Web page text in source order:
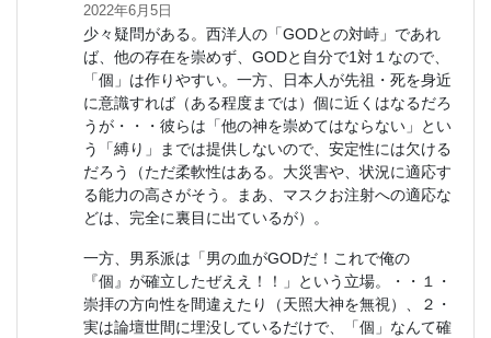
2022年6月5日
少々疑問がある。西洋人の「GODとの対峙」であれ
ば、他の存在を崇めず、GODと自分で1対１なので、
「個」は作りやすい。一方、日本人が先祖・死を身近
に意識すれば（ある程度までは）個に近くはなるだろ
うが・・・彼らは「他の神を崇めてはならない」とい
う「縛り」までは提供しないので、安定性には欠ける
だろう（ただ柔軟性はある。大災害や、状況に適応す
る能力の高さがそう。まあ、マスクお注射への適応な
どは、完全に裏目に出ているが）。
一方、男系派は「男の血がGODだ！これで俺の
『個』が確立したぜええ！！」という立場。・・１・
崇拝の方向性を間違えたり（天照大神を無視）、２・
実は論壇世間に埋没しているだけで、「個」なんて確